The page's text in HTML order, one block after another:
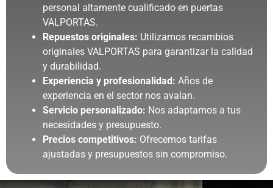
personal altamente cualificado en puertas
VALPORTAS.
Repuestos originales: Utilizamos recambios
originales VALPORTAS para garantizar la calidad
y durabilidad.
Experiencia y profesionalidad: Años de
experiencia en el sector nos avalan.
Servicio personalizado: Nos adaptamos a tus
necesidades y presupuesto.
Precios competitivos: Ofrecemos tarifas
ajustadas y presupuestos sin compromiso.